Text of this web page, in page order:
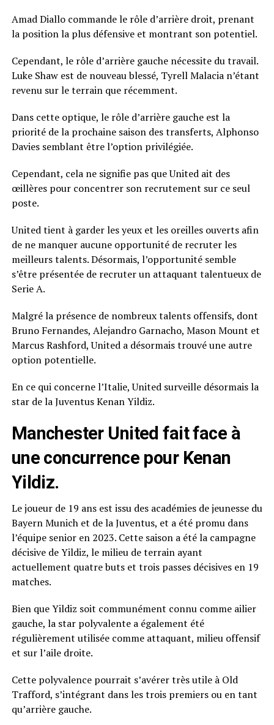
Amad Diallo commande le rôle d’arrière droit, prenant
la position la plus défensive et montrant son potentiel.
Cependant, le rôle d’arrière gauche nécessite du travail.
Luke Shaw est de nouveau blessé, Tyrell Malacia n’étant
revenu sur le terrain que récemment.
Dans cette optique, le rôle d’arrière gauche est la
priorité de la prochaine saison des transferts, Alphonso
Davies semblant être l’option privilégiée.
Cependant, cela ne signifie pas que United ait des
œillères pour concentrer son recrutement sur ce seul
poste.
United tient à garder les yeux et les oreilles ouverts afin
de ne manquer aucune opportunité de recruter les
meilleurs talents. Désormais, l’opportunité semble
s’être présentée de recruter un attaquant talentueux de
Serie A.
Malgré la présence de nombreux talents offensifs, dont
Bruno Fernandes, Alejandro Garnacho, Mason Mount et
Marcus Rashford, United a désormais trouvé une autre
option potentielle.
En ce qui concerne l’Italie, United surveille désormais la
star de la Juventus Kenan Yildiz.
Manchester United fait face à
une concurrence pour Kenan
Yildiz.
Le joueur de 19 ans est issu des académies de jeunesse du
Bayern Munich et de la Juventus, et a été promu dans
l’équipe senior en 2023. Cette saison a été la campagne
décisive de Yildiz, le milieu de terrain ayant
actuellement quatre buts et trois passes décisives en 19
matches.
Bien que Yildiz soit communément connu comme ailier
gauche, la star polyvalente a également été
régulièrement utilisée comme attaquant, milieu offensif
et sur l’aile droite.
Cette polyvalence pourrait s’avérer très utile à Old
Trafford, s’intégrant dans les trois premiers ou en tant
qu’arrière gauche.